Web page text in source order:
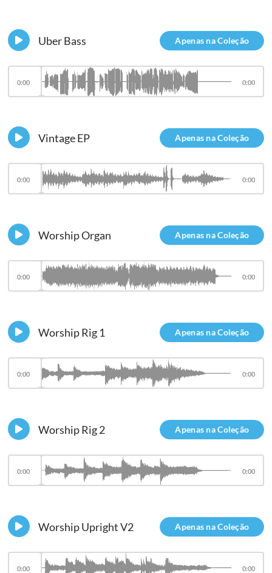
Apenas na Coleção
Uber Bass
0:00 0:00
Apenas na Coleção
Vintage EP
0:00 0:00
Apenas na Coleção
Worship Organ
0:00 0:00
Apenas na Coleção
Worship Rig 1
0:00 0:00
Apenas na Coleção
Worship Rig 2
0:00 0:00
Apenas na Coleção
Worship Upright V2
0:00 0:00